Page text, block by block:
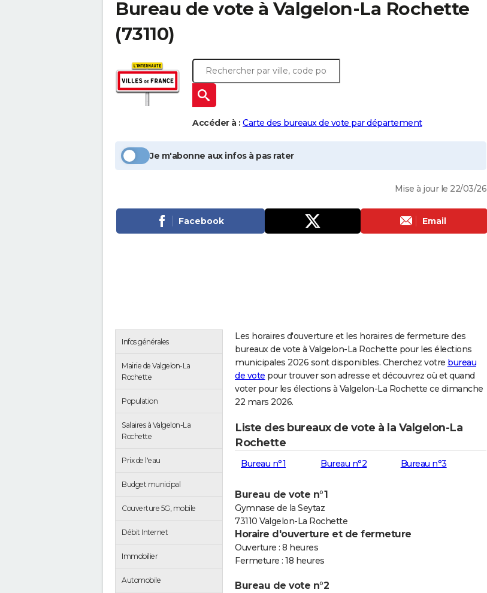
Bureau de vote à Valgelon-La Rochette
(73110)
Accéder à : Carte des bureaux de vote par département
Je m'abonne aux infos à pas rater
Mise à jour le 22/03/26
Facebook Email
Infos générales
Mairie de Valgelon-La
Rochette
Population
Salaires à Valgelon-La
Rochette
Prix de l'eau
Budget municipal
Couverture 5G, mobile
Débit Internet
Immobilier
Automobile
Les horaires d'ouverture et les horaires de fermeture des
bureaux de vote à Valgelon-La Rochette pour les élections
municipales 2026 sont disponibles. Cherchez votre bureau
de vote pour trouver son adresse et découvrez où et quand
voter pour les élections à Valgelon-La Rochette ce dimanche
22 mars 2026.
Liste des bureaux de vote à la Valgelon-La
Rochette
Bureau n°1 Bureau n°2 Bureau n°3
Bureau de vote n°1
Gymnase de la Seytaz
73110 Valgelon-La Rochette
Horaire d'ouverture et de fermeture
Ouverture : 8 heures
Fermeture : 18 heures
Bureau de vote n°2